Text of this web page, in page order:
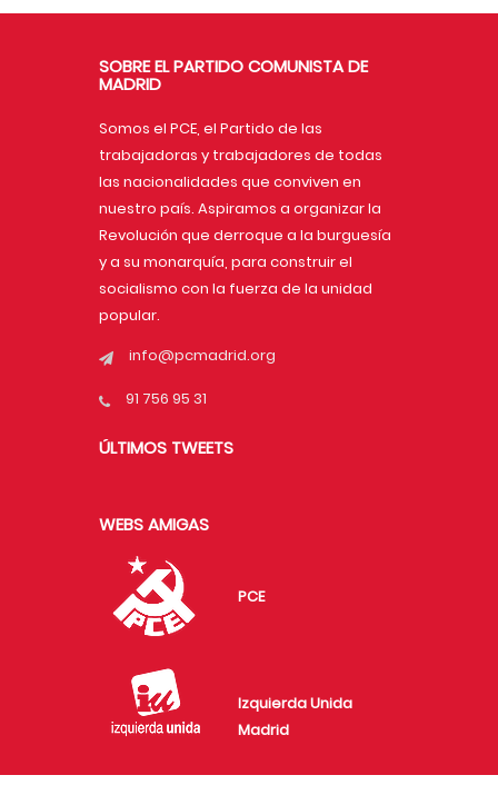
SOBRE EL PARTIDO COMUNISTA DE
MADRID
Somos el PCE, el Partido de las
trabajadoras y trabajadores de todas
las nacionalidades que conviven en
nuestro país. Aspiramos a organizar la
Revolución que derroque a la burguesía
y a su monarquía, para construir el
socialismo con la fuerza de la unidad
popular.
info@pcmadrid.org
91 756 95 31
ÚLTIMOS TWEETS
WEBS AMIGAS
PCE
Izquierda Unida
Madrid